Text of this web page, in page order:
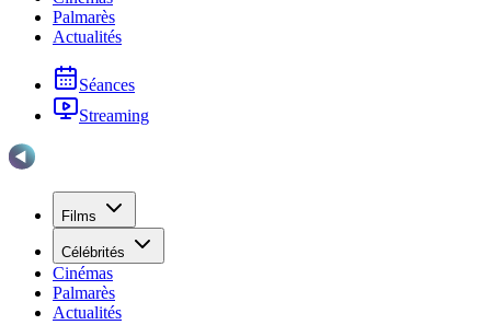
Palmarès
Actualités
Séances
Streaming
Films
Célébrités
Cinémas
Palmarès
Actualités